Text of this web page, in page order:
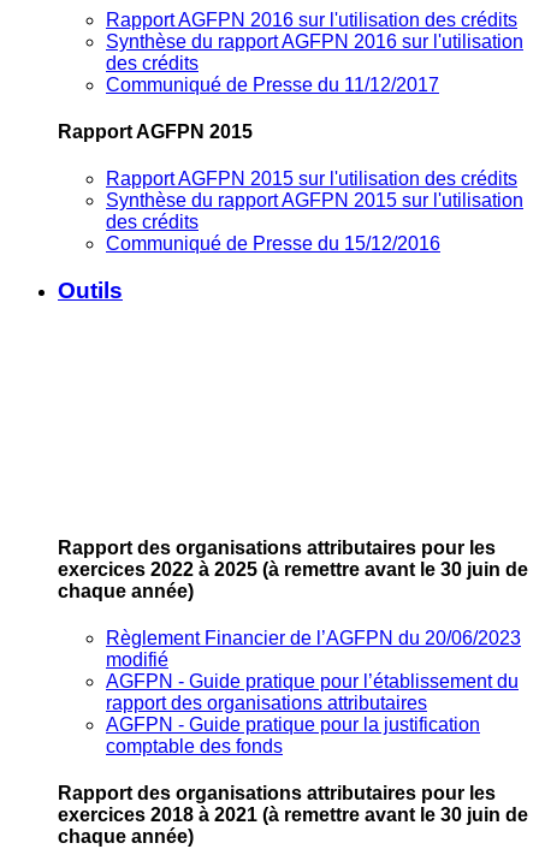
Rapport AGFPN 2016 sur l'utilisation des crédits
Synthèse du rapport AGFPN 2016 sur l'utilisation
des crédits
Communiqué de Presse du 11/12/2017
Rapport AGFPN 2015
Rapport AGFPN 2015 sur l'utilisation des crédits
Synthèse du rapport AGFPN 2015 sur l'utilisation
des crédits
Communiqué de Presse du 15/12/2016
Outils
Rapport des organisations attributaires pour les
exercices 2022 à 2025 (à remettre avant le 30 juin de
chaque année)
Règlement Financier de l’AGFPN du 20/06/2023
modifié
AGFPN ‐ Guide pratique pour l’établissement du
rapport des organisations attributaires
AGFPN ‐ Guide pratique pour la justification
comptable des fonds
Rapport des organisations attributaires pour les
exercices 2018 à 2021 (à remettre avant le 30 juin de
chaque année)